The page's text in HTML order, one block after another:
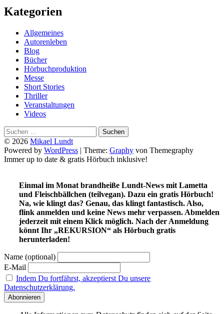
Kategorien
Allgemeines
Autorenleben
Blog
Bücher
Hörbuchproduktion
Messe
Short Stories
Thriller
Veranstaltungen
Videos
Suchen
nach:
© 2026 Mikael Lundt
Powered by WordPress | Theme: Graphy von Themegraphy
Immer up to date & gratis Hörbuch inklusive!
Einmal im Monat brandheiße Lundt-News mit Lametta
und Fleischbällchen (teilvegan). Dazu ein gratis Hörbuch!
Na, wie klingt das? Genau, das klingt fantastisch. Also,
flink anmelden und keine News mehr verpassen. Abmelden
jederzeit mit einem Klick möglich. Nach der Anmeldung
könnt Ihr „REKURSION“ als Hörbuch gratis
herunterladen!
Name (optional)
E-Mail
Indem Du fortfährst, akzeptierst Du unsere
Datenschutzerklärung.